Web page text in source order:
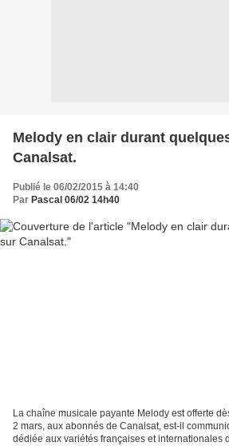
Melody en clair durant
Canalsat.
Publié le 06/02/2015 à 14:40
Par Pascal 06/02 14h40
La chaîne musicale payante Melody est offerte
2 mars, aux abonnés de Canalsat, est-il
dédiée aux variétés françaises et internationales